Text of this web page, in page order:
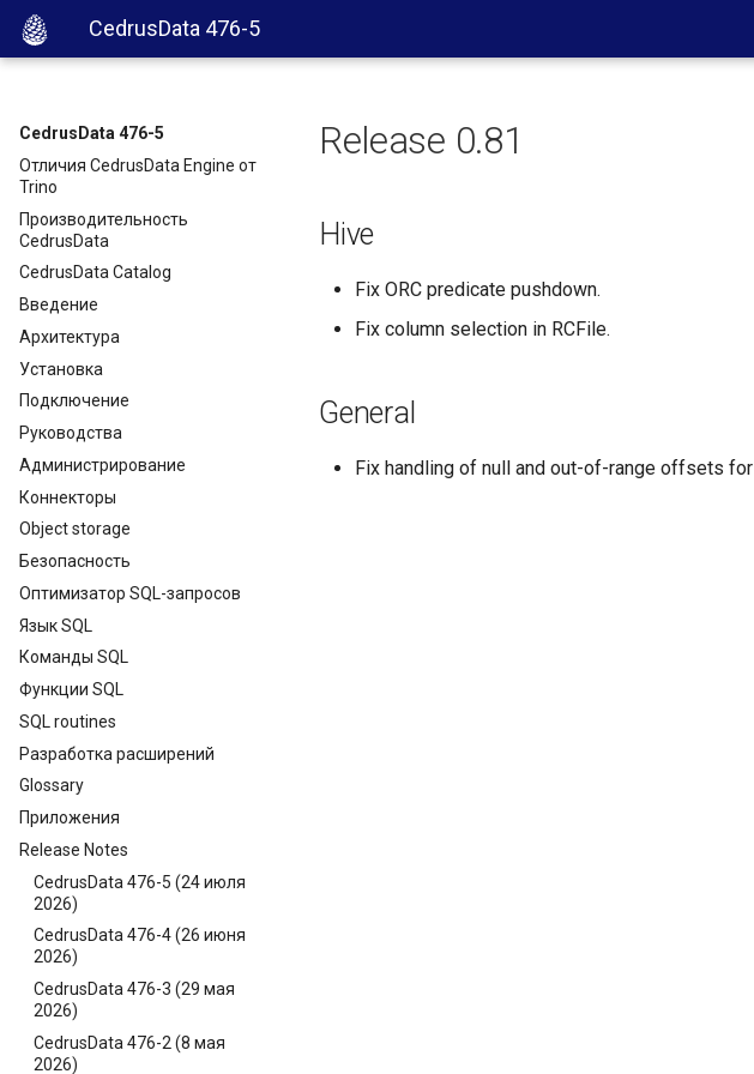
CedrusData 476-5
CedrusData 476-5
Отличия CedrusData Engine от
Trino
Производительность
CedrusData
CedrusData Catalog
Введение
Архитектура
Установка
Подключение
Руководства
Администрирование
Коннекторы
Object storage
Безопасность
Оптимизатор SQL-запросов
Язык SQL
Команды SQL
Функции SQL
SQL routines
Разработка расширений
Glossary
Приложения
Release Notes
CedrusData 476-5 (24 июля
2026)
CedrusData 476-4 (26 июня
2026)
CedrusData 476-3 (29 мая
2026)
CedrusData 476-2 (8 мая
2026)
Release 0.81
Hive
Fix ORC predicate pushdown.
Fix column selection in RCFile.
General
Fix handling of null and out-of-range offsets for